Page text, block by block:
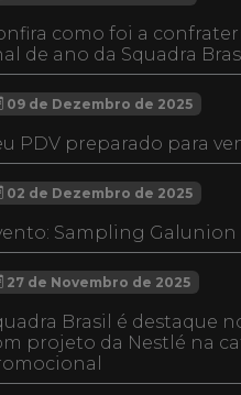
como foi a
de ano da Squadra
09 de Dezembro de 2025
PDV preparado para
02 de Dezembro de 2025
Sampling Galunion
27 de Novembro de 2025
Brasil é destaque
projeto da Nestlé na